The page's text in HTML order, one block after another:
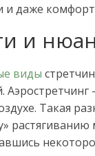
и даже
и
виды
Такая